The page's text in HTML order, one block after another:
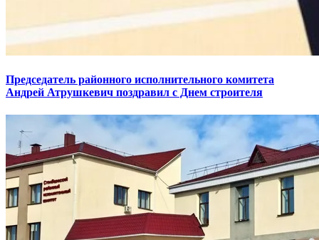
Председатель районного исполнительного комитета
Андрей Атрушкевич поздравил с Днем строителя